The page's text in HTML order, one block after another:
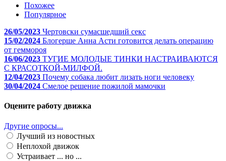
Похожее
Популярное
26/05/2023 Чертовски сумасшедший секс
15/02/2024 Блогерше Анна Асти готовится делать операцию
от геммороя
16/06/2023 ТУГИЕ МОЛОДЫЕ ТИНКИ НАСТРАИВАЮТСЯ
С КРАСОТКОЙ-МИЛФОЙ.
12/04/2023 Почему собака любит лизать ноги человеку
30/04/2024 Смелое решение пожилой мамочки
Оцените работу движка
Другие опросы...
Лучший из новостных
Неплохой движок
Устраивает ... но ...